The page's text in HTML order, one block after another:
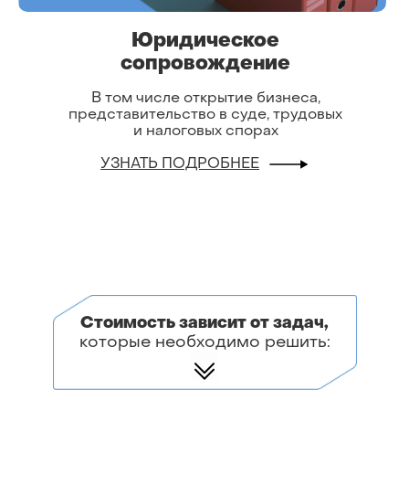
УЗНАТЬ ПОДРОБНЕЕ
Юридическое
сопровождение
В том числе открытие бизнеса,
представительство в суде, трудовых
и налоговых спорах
Стоимость зависит от задач,
которые необходимо решить: